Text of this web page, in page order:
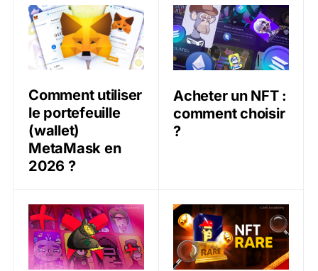
Comment utiliser le portefeuille (wallet) MetaMask en
Comment utiliser
le portefeuille
(wallet)
MetaMask en
2026 ?
Acheter un NFT :
Acheter un NFT :
comment choisir
?
Les erreurs à éviter en achetant un NFT
Qu’est-ce qui rend un